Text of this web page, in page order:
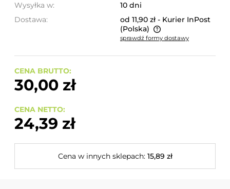
Wysyłka w:
10 dni
Dostawa:
od 11,90 zł - Kurier InPost
(Polska)
Cena nie zawiera ewentualnych kosztów płatności
sprawdź formy dostawy
CENA BRUTTO:
30,00 zł
CENA NETTO:
24,39 zł
Cena w innych sklepach: 15,89 zł